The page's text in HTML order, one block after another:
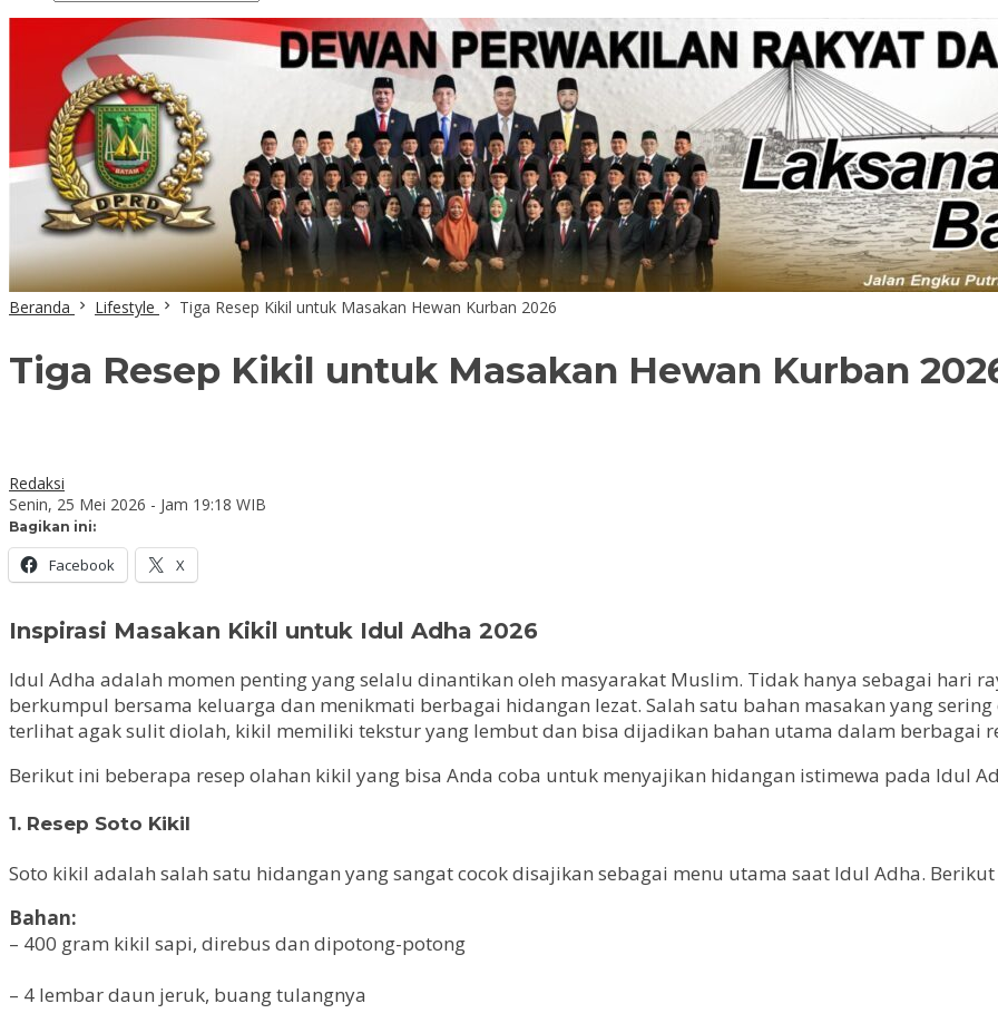
Beranda Lifestyle Tiga Resep Kikil untuk Masakan Hewan Kurban 2026
Tiga Resep Kikil untuk Masakan Hewan Kurban
Redaksi
Senin, 25 Mei 2026 - Jam 19:18 WIB
Bagikan ini:
Facebook X
Inspirasi Masakan Kikil untuk Idul Adha 2026
Idul Adha adalah momen penting yang selalu dinantikan oleh masyarakat Muslim. Tidak hanya sebagai hari
berkumpul bersama keluarga dan menikmati berbagai hidangan lezat. Salah satu bahan masakan yang
terlihat agak sulit diolah, kikil memiliki tekstur yang lembut dan bisa dijadikan bahan utama dalam berbagai
Berikut ini beberapa resep olahan kikil yang bisa Anda coba untuk menyajikan hidangan istimewa pada Idul
1. Resep Soto Kikil
Soto kikil adalah salah satu hidangan yang sangat cocok disajikan sebagai menu utama saat Idul Adha.
Bahan:
– 400 gram kikil sapi, direbus dan dipotong-potong
– 4 lembar daun jeruk, buang tulangnya